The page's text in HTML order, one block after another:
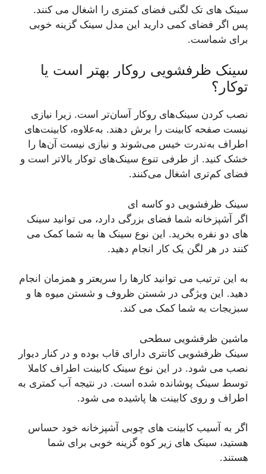
سینک های تک لگنی فضای کمتری را اشغال می کنند.
پس اگر فضای کمی دارید این مدل سینک گزینه خوبی
برای شماست.
سینک ظرفشویی روکار بهتر است یا
توکار؟
نصب کردن سینک‌های روکار آسان‌تر است. زیرا نیازی
نیست صفحه کابینت را برش دهند. به‌علاوه، کابینت‌های
اطراف به‌ندرت خیس می‌شوند و نیازی نیست آن‌ها را
خشک کنید. از طرفی تنوع سینک‌های توکار بالاتر است و
فضای کم‌تری اشغال می‌کنند.
سینک ظرفشویی دو کاسه ای
اگر آشپزخانه شما فضای بزرگی دارد، می توانید سینک
های دو نفره بخرید. این نوع سینک ها به شما کمک می
کنند در هر لگن یک کار انجام دهید.
به این ترتیب می توانید کارها را سریعتر و همزمان انجام
دهید. این ویژگی در شستن ظروف و شستن میوه ها و
سبزیجات به شما کمک می کند.
ماشین ظرفشویی سطحی
سینک ظرفشویی کانتری دارای قاب بوده و در کنار دیوار
نصب می شود. در این نوع سینک کابینت اطراف کاملا
توسط سینک پوشانده شده است. در نتیجه آب کمتری به
اطراف و روی کابینت ها پاشیده می شود.
اگر به آسیب کابینت های چوبی آشپزخانه خود حساس
هستید، سینک های زیر کوه گزینه خوبی برای شما
هستند.